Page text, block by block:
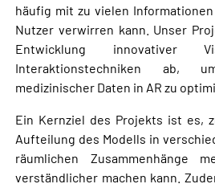
häufig mit zu vielen
Nutzer verwirren kann. Unser
Entwicklung innovativer
Interaktionstechniken ab,
medizinischer Daten in AR zu
Ein Kernziel des Projekts ist es,
Aufteilung des Modells in
räumlichen Zusammenhänge
verständlicher machen kann.